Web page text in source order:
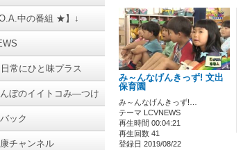
中の番組 ★】↓
常にひと味プラス
ぼのイイトコみ―つけ
ック
チャンネル
み～んなげんきっず! 文出
保育園
み～んなげんきっず!…
テーマ LCVNEWS
再生時間 00:04:21
再生回数 41
登録日 2019/08/22